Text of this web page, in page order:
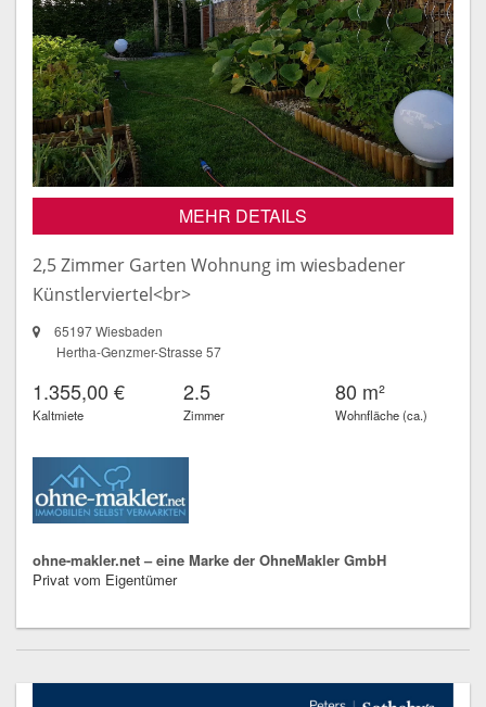
MEHR DETAILS
2,5 Zimmer Garten Wohnung im wiesbadener
Künstlerviertel<br>
65197 Wiesbaden
Hertha-Genzmer-Strasse 57
1.355,00 €
Kaltmiete
2.5
Zimmer
80 m²
Wohnfläche (ca.)
ohne-makler.net – eine Marke der OhneMakler GmbH
Privat vom Eigentümer